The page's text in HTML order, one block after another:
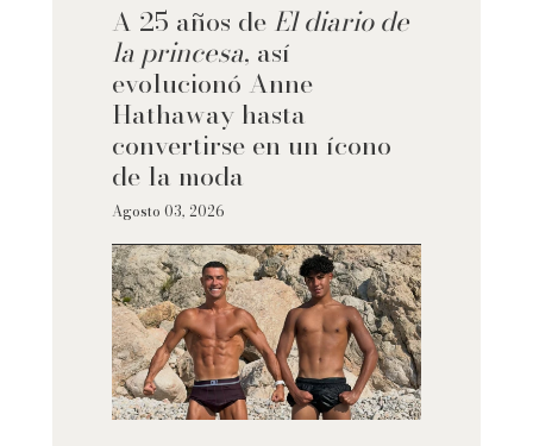
A 25 años de El diario de
la princesa, así
evolucionó Anne
Hathaway hasta
convertirse en un ícono
de la moda
Agosto 03, 2026